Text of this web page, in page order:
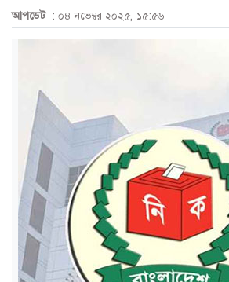
মতামত
রাজধানী
আইন-
আদালত
ক্যাম্পাস
আজকের
পত্রিকা
আপডেট : ০৪ নভেম্বর ২০২৫, ১৫:৫৬